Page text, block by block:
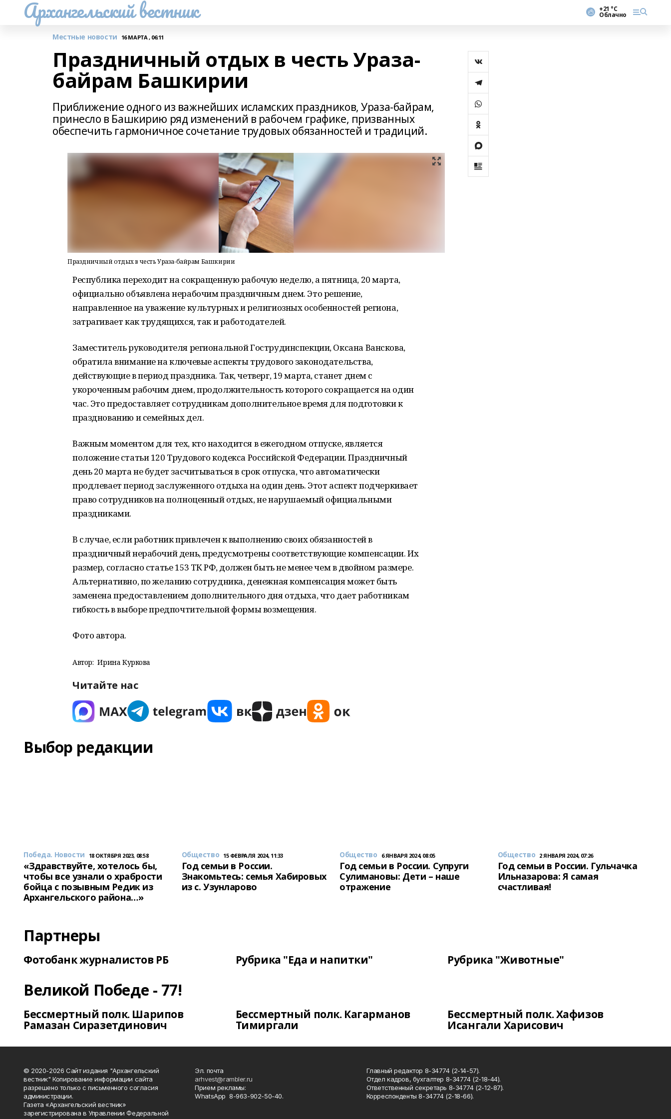
Архангельский вестник +21 °С
Облачно
Местные новости 16 МАРТА , 06:11
Праздничный отдых в честь Ураза-
байрам Башкирии
Приближение одного из важнейших исламских праздников, Ураза-байрам,
принесло в Башкирию ряд изменений в рабочем графике, призванных
обеспечить гармоничное сочетание трудовых обязанностей и традиций.
Праздничный отдых в честь Ураза-байрам Башкирии
Республика переходит на сокращенную рабочую неделю, а пятница, 20 марта,
официально объявлена нерабочим праздничным днем. Это решение,
направленное на уважение культурных и религиозных особенностей региона,
затрагивает как трудящихся, так и работодателей.
Заместитель руководителя региональной Гострудинспекции, Оксана Ванскова,
обратила внимание на ключевые аспекты трудового законодательства,
действующие в период праздника. Так, четверг, 19 марта, станет днем с
укороченным рабочим днем, продолжительность которого сокращается на один
час. Это предоставляет сотрудникам дополнительное время для подготовки к
празднованию и семейных дел.
Важным моментом для тех, кто находится в ежегодном отпуске, является
положение статьи 120 Трудового кодекса Российской Федерации. Праздничный
день 20 марта не будет засчитываться в срок отпуска, что автоматически
продлевает период заслуженного отдыха на один день. Этот аспект подчеркивает
право сотрудников на полноценный отдых, не нарушаемый официальными
праздниками.
В случае, если работник привлечен к выполнению своих обязанностей в
праздничный нерабочий день, предусмотрены соответствующие компенсации. Их
размер, согласно статье 153 ТК РФ, должен быть не менее чем в двойном размере.
Альтернативно, по желанию сотрудника, денежная компенсация может быть
заменена предоставлением дополнительного дня отдыха, что дает работникам
гибкость в выборе предпочтительной формы возмещения.
Фото автора.
Автор: Ирина Куркова
Читайте нас
Выбор редакции
Победа. Новости 18 ОКТЯБРЯ 2023, 08:58
«Здравствуйте, хотелось бы,
чтобы все узнали о храбрости
бойца с позывным Редик из
Архангельского района…»
Общество 15 ФЕВРАЛЯ 2024, 11:33
Год семьи в России.
Знакомьтесь: семья Хабировых
из с. Узунларово
Общество 6 ЯНВАРЯ 2024, 08:05
Год семьи в России. Супруги
Сулимановы: Дети – наше
отражение
Общество 2 ЯНВАРЯ 2024, 07:26
Год семьи в России. Гульчачка
Ильназарова: Я самая
счастливая!
Партнеры
Фотобанк журналистов РБ Рубрика "Еда и напитки" Рубрика "Животные"
Великой Победе - 77!
Бессмертный полк. Шарипов
Рамазан Сиразетдинович
Бессмертный полк. Кагарманов
Тимиргали
Бессмертный полк. Хафизов
Исангали Харисович
© 2020-2026 Сайт издания "Архангельский
вестник" Копирование информации сайта
разрешено только с письменного согласия
администрации.
Газета «Архангельский вестник»
зарегистрирована в Управлении Федеральной
Эл. почта
arhvest@rambler.ru
Прием рекламы:
WhatsApp 8-963-902-50-40.
Главный редактор 8-34774 (2-14-57).
Отдел кадров, бухгалтер 8-34774 (2-18-44).
Ответственный секретарь 8-34774 (2-12-87).
Корреспонденты 8-34774 (2-18-66).